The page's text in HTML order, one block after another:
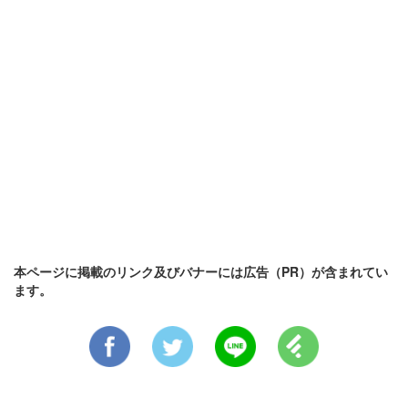
本ページに掲載のリンク及びバナーには広告（PR）が含まれてい
ます。